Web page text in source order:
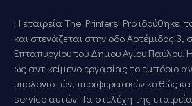
Η εταιρείαThe Printers Pro ιδρύθηκε
και στεγάζεται στην οδό Αρτέμιδος 3,
Επταπυργίου του Δήμου Αγίου Παύλου. Η
ως αντικείμενο εργασίας το εμπόριο
υπολογιστών, περιφερειακών καθώς
service αυτών. Τα στελέχη της